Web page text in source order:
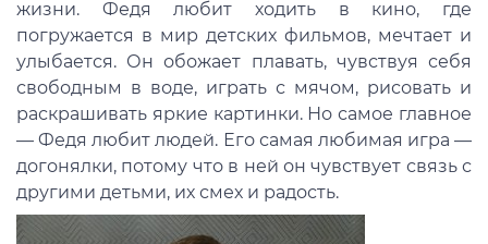
жизни. Федя любит ходить в кино, где
погружается в мир детских фильмов, мечтает и
улыбается. Он обожает плавать, чувствуя себя
свободным в воде, играть с мячом, рисовать и
раскрашивать яркие картинки. Но самое главное
— Федя любит людей. Его самая любимая игра —
догонялки, потому что в ней он чувствует связь с
другими детьми, их смех и радость.